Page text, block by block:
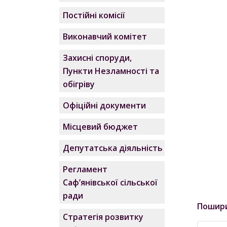
Постійні комісії
Виконавчий комітет
Захисні споруди,
Пункти Незламності та
обігріву
Офіційні документи
Місцевий бюджет
Депутатська діяльність
Регламент
Саф’янівської сільської
ради
Стратегія розвитку